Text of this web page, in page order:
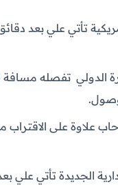
تأتي علي بعد
علاوة على الاقتراب
الجديدة تأتي علي